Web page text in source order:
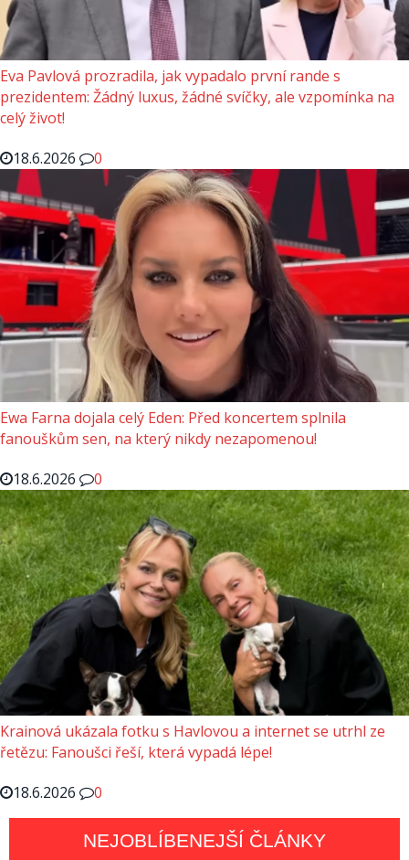
Eva Pavlová prozradila, jak vypadalo první rande s
prezidentem: Žádný luxus, žádné svíčky, ale vzpomínka na
celý život!
18.6.2026
0
Ewa Farna dojala celý Eden: Před koncertem splnila
fanouškům sen, na který nikdy nezapomenou!
18.6.2026
0
Krainová ukázala fotku s Havlovou a internet se utrhl ze
řetězu: Fanoušci řeší, která vypadá lépe!
18.6.2026
0
NEJOBLÍBENEJŠÍ ČLÁNKY